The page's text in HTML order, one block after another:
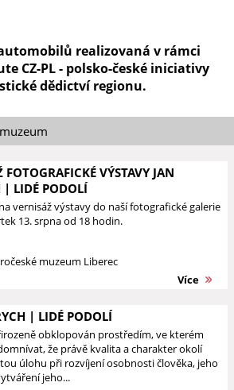
realizovaná v rámci
CZ-PL - polsko-české iniciativy
dědictví regionu.
FOTOGRAFICKÉ VÝSTAVY JAN
| LIDÉ PODOLÍ
vernisáž výstavy do naší fotografické galerie
13. srpna od 18 hodin.
muzeum Liberec
Více
| LIDÉ PODOLÍ
obklopován prostředím, ve kterém
že právě kvalita a charakter okolí
úlohu při rozvíjení osobnosti člověka, jeho
jeho...